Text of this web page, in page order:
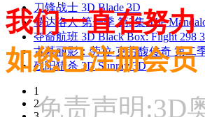
刀锋战士 3D Blade 3D
曼达洛人 第一季 第3集 The
夺命航班 3D Black Box: Flight 298
古墓丽影：劳拉·克劳馥传奇 第二
残阳猎杀 3D Sunray 3D
1
2
我们一直在努
如您已注册会
免责声明:3D